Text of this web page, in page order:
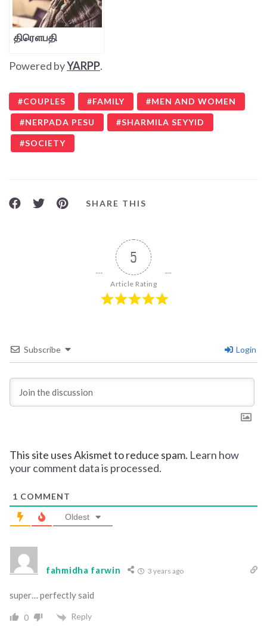
திரௌபதி
Powered byYARPP.
COUPLES FAMILY MEN AND WOMEN
NERPADA PESU SHARMILA SEYYID
SOCIETY
SHARE THIS
5
Article Rating
Subscribe Login
This site uses Akismet to reduce spam. Learn how
your comment data is processed.
1 COMMENT
Oldest
fahmidha farwin 3 years ago
super… perfectly said
0 Reply